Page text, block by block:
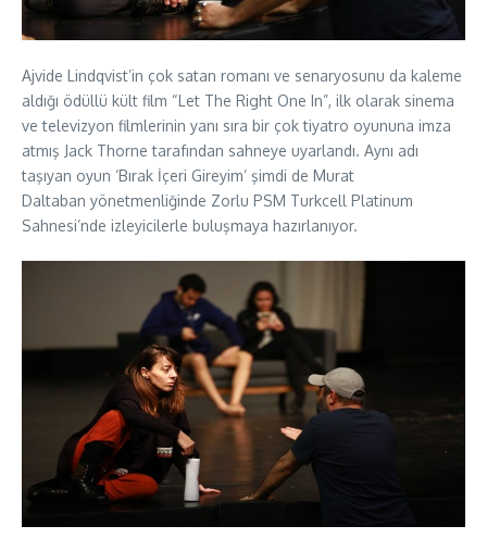
Ajvide Lindqvist’in çok satan romanı ve senaryosunu da kaleme
aldığı ödüllü kült film “Let The Right One In”, ilk olarak sinema
ve televizyon filmlerinin yanı sıra bir çok tiyatro oyununa imza
atmış Jack Thorne tarafından sahneye uyarlandı. Aynı adı
taşıyan oyun ‘Bırak İçeri Gireyim’ şimdi de Murat
Daltaban yönetmenliğinde Zorlu PSM Turkcell Platinum
Sahnesi’nde izleyicilerle buluşmaya hazırlanıyor.